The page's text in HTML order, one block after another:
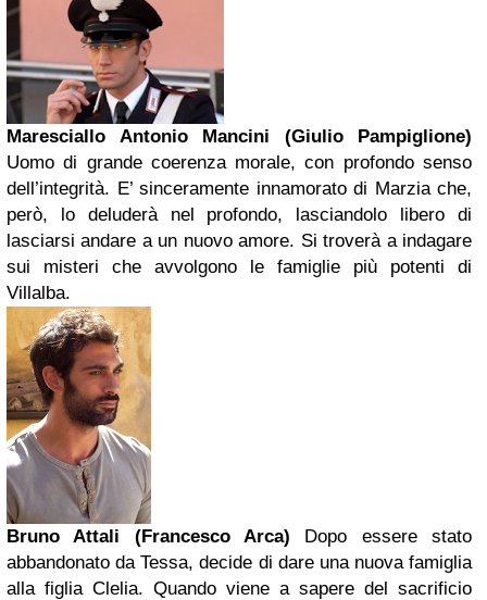
Maresciallo Antonio Mancini (Giulio Pampiglione)
Uomo di grande coerenza morale, con profondo senso
dell’integrità. E’ sinceramente innamorato di Marzia che,
però, lo deluderà nel profondo, lasciandolo libero di
lasciarsi andare a un nuovo amore. Si troverà a indagare
sui misteri che avvolgono le famiglie più potenti di
Villalba.
Bruno Attali (Francesco Arca) Dopo essere stato
abbandonato da Tessa, decide di dare una nuova famiglia
alla figlia Clelia. Quando viene a sapere del sacrificio